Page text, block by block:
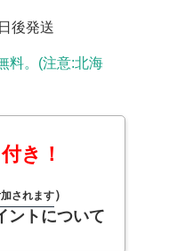
後発送
料。(注意:北海
き！
されます）
ントについて